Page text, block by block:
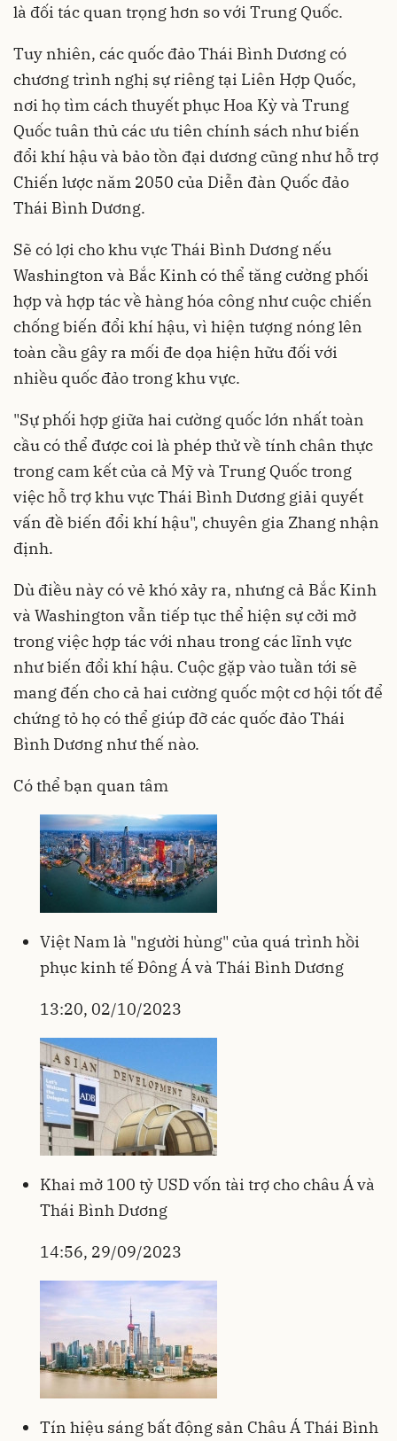
là đối tác quan trọng hơn so với Trung Quốc.
Tuy nhiên, các quốc đảo Thái Bình Dương có
chương trình nghị sự riêng tại Liên Hợp Quốc,
nơi họ tìm cách thuyết phục Hoa Kỳ và Trung
Quốc tuân thủ các ưu tiên chính sách như biến
đổi khí hậu và bảo tồn đại dương cũng như hỗ trợ
Chiến lược năm 2050 của Diễn đàn Quốc đảo
Thái Bình Dương.
Sẽ có lợi cho khu vực Thái Bình Dương nếu
Washington và Bắc Kinh có thể tăng cường phối
hợp và hợp tác về hàng hóa công như cuộc chiến
chống biến đổi khí hậu, vì hiện tượng nóng lên
toàn cầu gây ra mối đe dọa hiện hữu đối với
nhiều quốc đảo trong khu vực.
"Sự phối hợp giữa hai cường quốc lớn nhất toàn
cầu có thể được coi là phép thử về tính chân thực
trong cam kết của cả Mỹ và Trung Quốc trong
việc hỗ trợ khu vực Thái Bình Dương giải quyết
vấn đề biến đổi khí hậu", chuyên gia Zhang nhận
định.
Dù điều này có vẻ khó xảy ra, nhưng cả Bắc Kinh
và Washington vẫn tiếp tục thể hiện sự cởi mở
trong việc hợp tác với nhau trong các lĩnh vực
như biến đổi khí hậu. Cuộc gặp vào tuần tới sẽ
mang đến cho cả hai cường quốc một cơ hội tốt để
chứng tỏ họ có thể giúp đỡ các quốc đảo Thái
Bình Dương như thế nào.
Có thể bạn quan tâm
Việt Nam là "người hùng" của quá trình hồi
phục kinh tế Đông Á và Thái Bình Dương
13:20, 02/10/2023
Khai mở 100 tỷ USD vốn tài trợ cho châu Á và
Thái Bình Dương
14:56, 29/09/2023
Tín hiệu sáng bất động sản Châu Á Thái Bình